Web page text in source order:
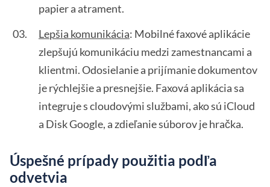
papier a atrament.
Lepšia komunikácia: Mobilné faxové aplikácie
zlepšujú komunikáciu medzi zamestnancami a
klientmi. Odosielanie a prijímanie dokumentov
je rýchlejšie a presnejšie. Faxová aplikácia sa
integruje s cloudovými službami, ako sú iCloud
a Disk Google, a zdieľanie súborov je hračka.
Úspešné prípady použitia podľa
odvetvia